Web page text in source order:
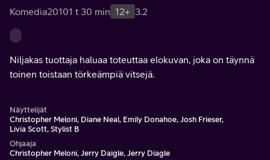
Komedia20101 t 30 min 12+ 3.2
Niljakas tuottaja haluaa toteuttaa elokuvan, joka on täynnä
toinen toistaan törkeämpiä vitsejä.
Näyttelijät
Christopher Meloni, Diane Neal, Emily Donahoe, Josh Frieser,
Livia Scott, Stylist B
Ohjaaja
Christopher Meloni, Jerry Daigle, Jerry Diagle